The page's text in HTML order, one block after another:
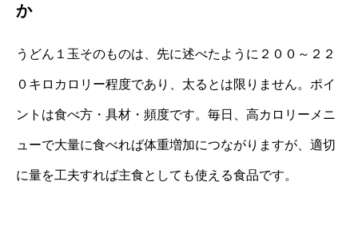
か
うどん１玉そのものは、先に述べたように２００～２２
０キロカロリー程度であり、太るとは限りません。ポイ
ントは食べ方・具材・頻度です。毎日、高カロリーメニ
ューで大量に食べれば体重増加につながりますが、適切
に量を工夫すれば主食としても使える食品です。